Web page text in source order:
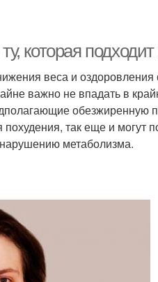
которая
веса и оздоровления
важно не впадать в
обезжиренную
так еще и могут
метаболизма.